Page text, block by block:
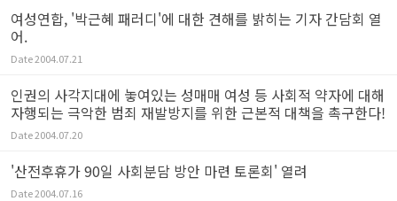
여성연합, '박근혜 패러디'에 대한 견해를 밝히는 기자 간담회 열
어.
Date2004.07.21
인권의 사각지대에 놓여있는 성매매 여성 등 사회적 약자에 대해
자행되는 극악한 범죄 재발방지를 위한 근본적 대책을 촉구한다!
Date2004.07.20
'산전후휴가 90일 사회분담 방안 마련 토론회' 열려
Date2004.07.16